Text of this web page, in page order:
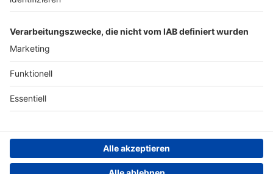
hilft
Teilnahmebedingungen
Grounding Page ANTENNE
BAYERN
Datenschutz­erklärung
einstellungen
Persönliche Datenkontrolle